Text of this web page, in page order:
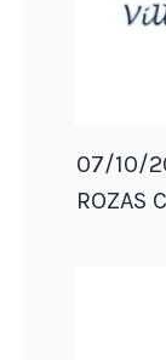
07/10/
ROZAS C